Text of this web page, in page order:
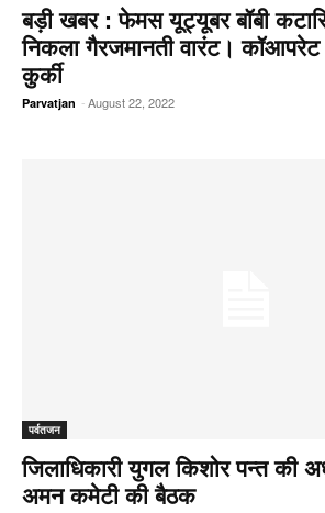
बड़ी खबर : फेमस यूट्यूबर बॉबी
निकला गैरजमानती वारंट।
कुर्की
Parvatjan -August 22, 2022
पर्वतजन
जिलाधिकारी युगल किशोर पन्त की
अमन कमेटी की बैठक